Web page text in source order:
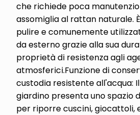
che richiede poca
assomiglia al rattan naturale.
pulire e comunemente
da esterno grazie alla sua
proprietà di resistenza agli
atmosferici.Funzione di
custodia resistente all'acqua:
giardino presenta uno spazio
per riporre cuscini, giocattoli,